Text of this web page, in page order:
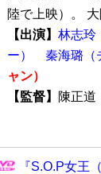
陸で上映）。
【出演】 林志玲
ー）
秦海璐（
ャン）
【監督】
陳正
『S.O.P女王